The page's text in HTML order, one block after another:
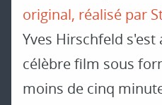
original, réalisé par
Yves Hirschfeld
célèbre film sous
moins de cinq